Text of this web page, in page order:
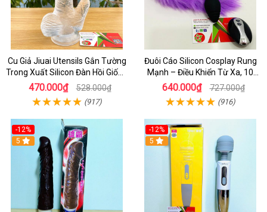
Cu Giả Jiuai Utensils Gắn Tường
Trong Xuất Silicon Đàn Hồi Giống
Thật
470.000₫ 528.000₫
(917)
Đuôi Cáo Silicon Cosplay Rung
Mạnh – Điều Khiển Từ Xa, 10
Chế Độ Cực Kích Thích
640.000₫ 727.000₫
(916)
-12%
5
-12%
5